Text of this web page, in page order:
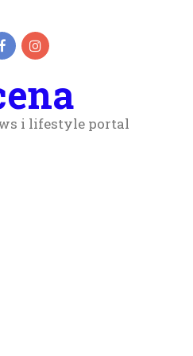
i lifestyle portal